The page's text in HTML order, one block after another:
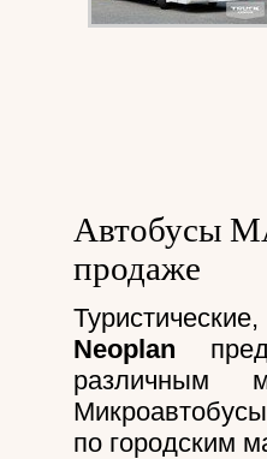
Автобусы
продаже
Neoplan
различным
по городским